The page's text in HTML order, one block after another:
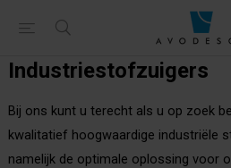
Industriestofzuigers
Bij ons kunt u terecht als u op zoek
kwalitatief hoogwaardige industriële
namelijk de optimale oplossing voor